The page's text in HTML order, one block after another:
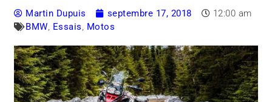
Martin Dupuis septembre 17, 2018
12:00 am
BMW, Essais, Motos